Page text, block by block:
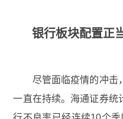
银行板块配置正
尽管面临疫情的冲击
一直在持续。海通证券统